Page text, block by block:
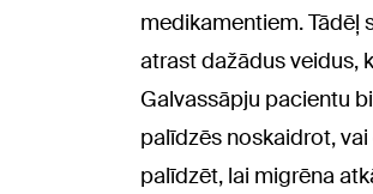
medikamentiem. Tādēļ
atrast dažādus veidus,
Galvassāpju pacientu
palīdzēs noskaidrot,
palīdzēt, lai migrēna